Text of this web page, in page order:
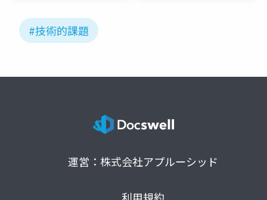
#技術的課題
運営：株式会社アプルーシッド
利用規約